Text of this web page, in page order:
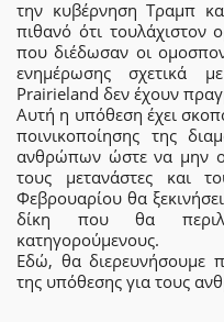
την κυβέρνηση Τραμπ
πιθανό ότι τουλάχιστον
που διέδωσαν οι
ενημέρωσης σχετικά
Prairieland δεν έχουν
Αυτή η υπόθεση έχει
ποινικοποίησης της
ανθρώπων ώστε να μην
τους μετανάστες και
Φεβρουαρίου θα
δίκη που θα
κατηγορούμενους.
Εδώ, θα διερευνήσουμε
της υπόθεσης για τους